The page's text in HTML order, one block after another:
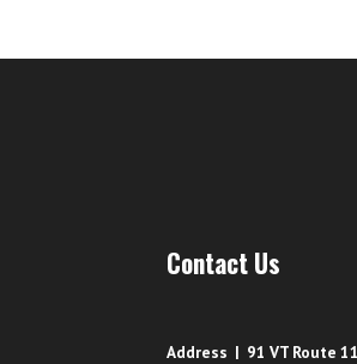
Contact Us
Address | 91 VT Route